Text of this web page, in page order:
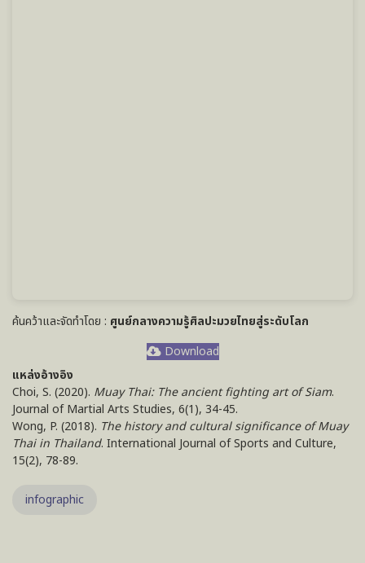
ค้นคว้าและจัดทำโดย : ศูนย์กลางความรู้ศิลปะมวยไทยสู่ระดับโลก
Download
แหล่งอ้างอิง
Choi, S. (2020). Muay Thai: The ancient fighting art of Siam.
Journal of Martial Arts Studies, 6(1), 34-45.
Wong, P. (2018). The history and cultural significance of Muay
Thai in Thailand. International Journal of Sports and Culture,
15(2), 78-89.
infographic